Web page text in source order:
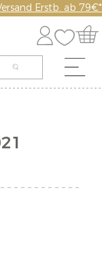
Erstb. ab 79€*